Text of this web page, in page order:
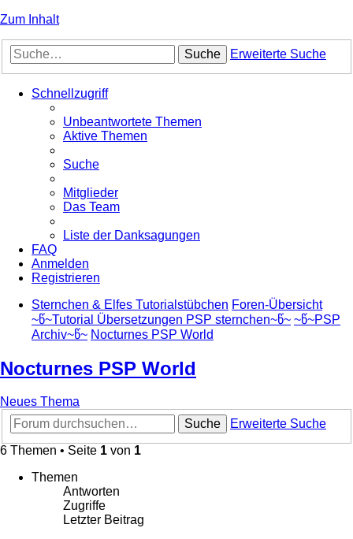
Zum Inhalt
Suche Erweiterte Suche
Schnellzugriff
Unbeantwortete Themen
Aktive Themen
Suche
Mitglieder
Das Team
Liste der Danksagungen
FAQ
Anmelden
Registrieren
Sternchen & Elfes Tutorialstübchen Foren-Übersicht
~წ~Tutorial Übersetzungen PSP sternchen~წ~ ~წ~PSP
Archiv~წ~ Nocturnes PSP World
Nocturnes PSP World
Neues Thema
Suche
Erweiterte Suche
6 Themen • Seite 1 von 1
Themen
Antworten
Zugriffe
Letzter Beitrag